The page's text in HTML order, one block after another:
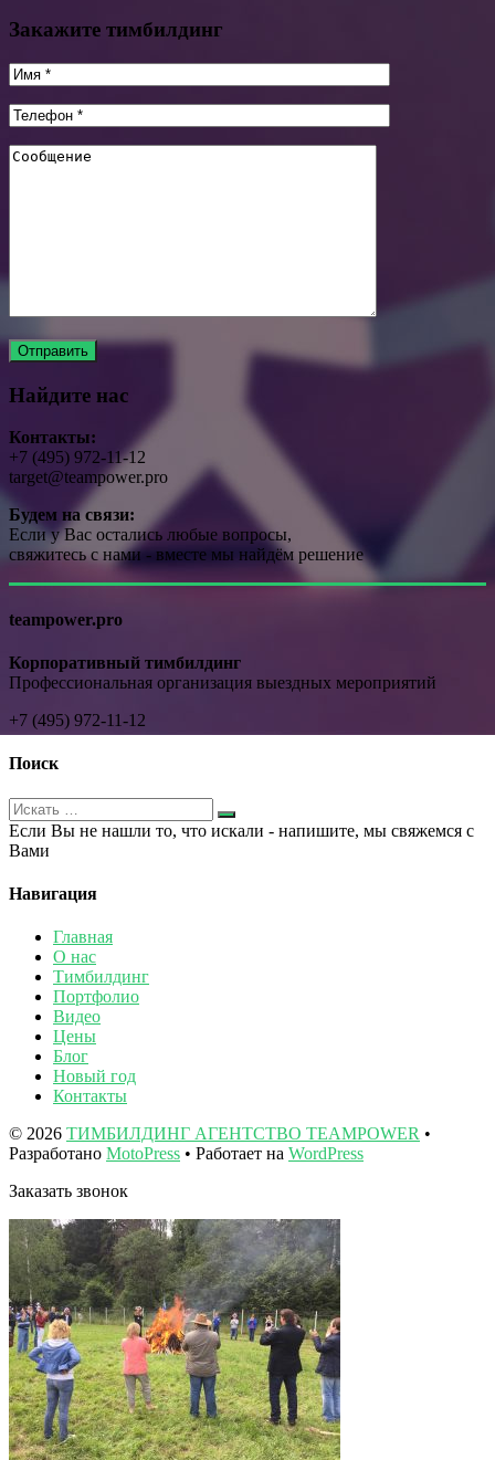
Закажите тимбилдинг
Найдите нас
Контакты:
+7 (495) 972-11-12
target@teampower.pro
Будем на связи:
Если у Вас остались любые вопросы,
свяжитесь с нами - вместе мы найдём решение
teampower.pro
Корпоративный тимбилдинг
Профессиональная организация выездных мероприятий
+7 (495) 972-11-12
Поиск
Если Вы не нашли то, что искали - напишите, мы свяжемся с
Вами
Навигация
Главная
О нас
Тимбилдинг
Портфолио
Видео
Цены
Блог
Новый год
Контакты
© 2026 ТИМБИЛДИНГ АГЕНТСТВО TEAMPOWER •
Разработано MotoPress • Работает на WordPress
Заказать звонок